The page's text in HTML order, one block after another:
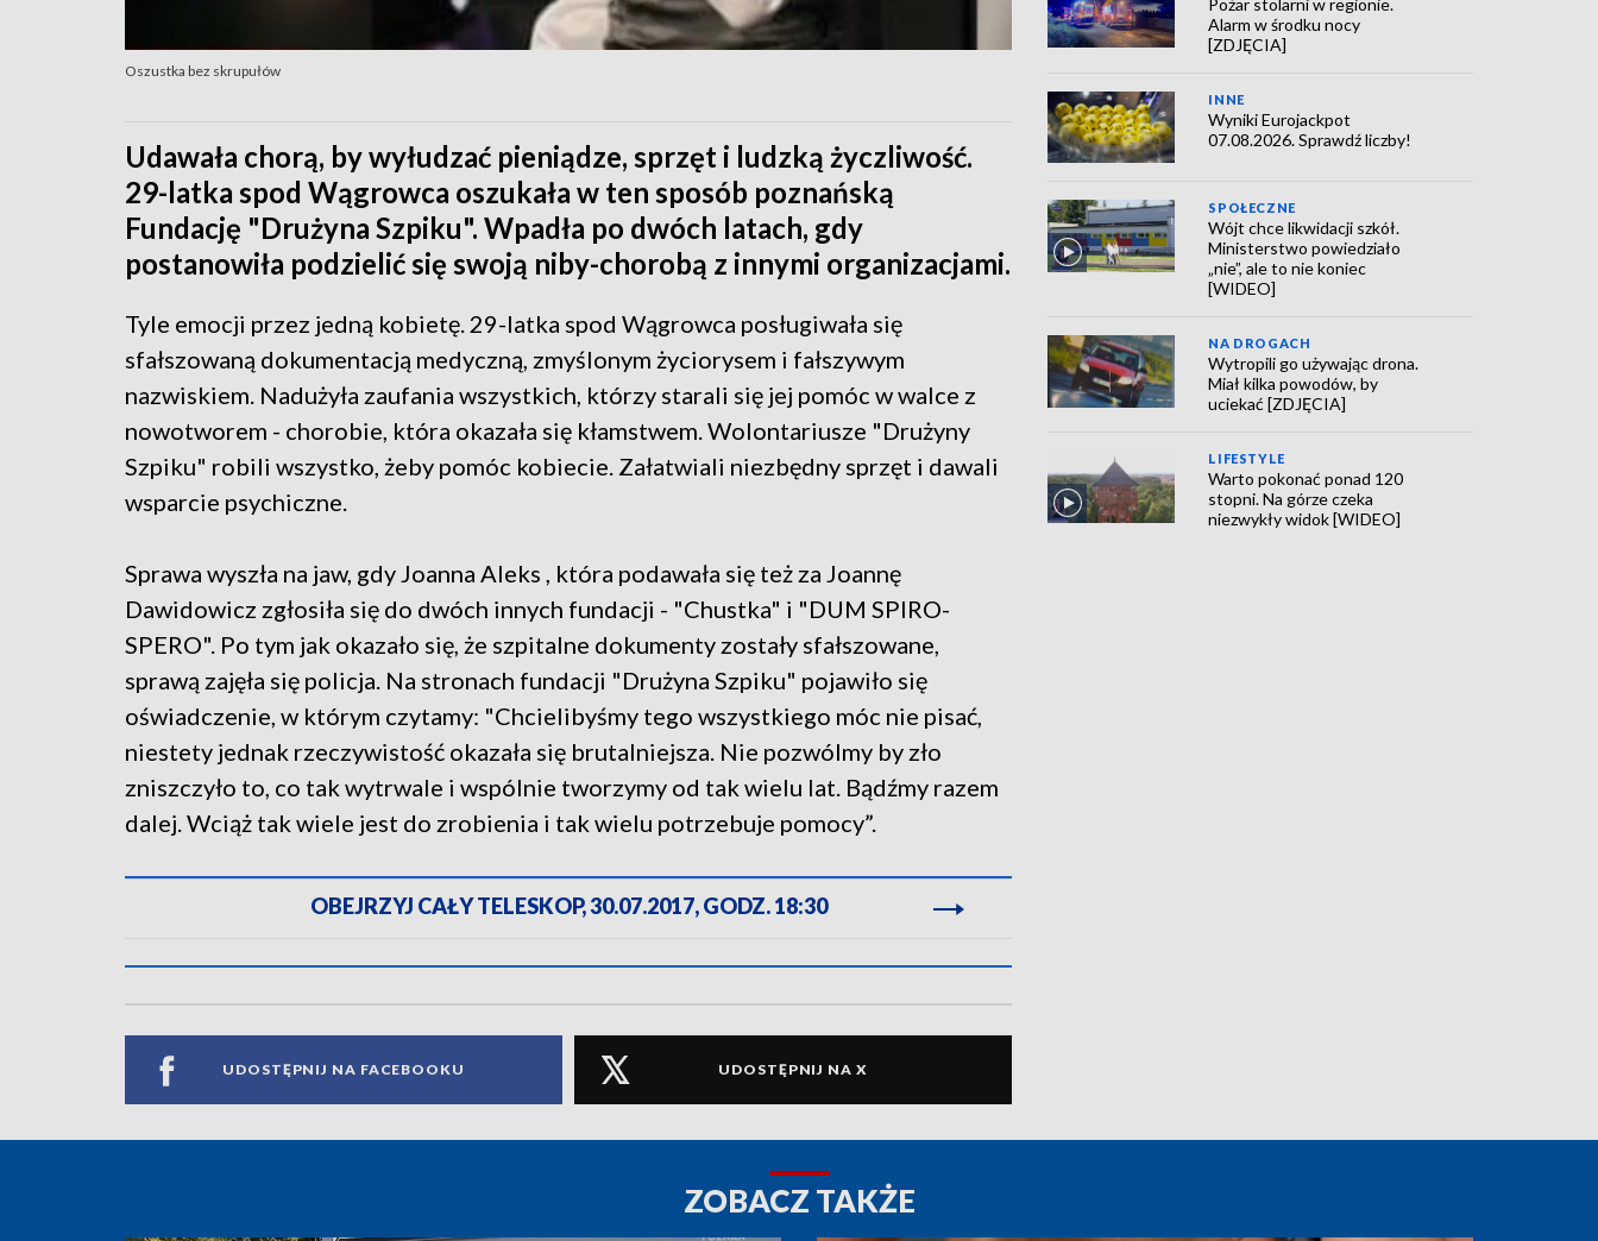
Oszustka bez skrupułów
Udawała chorą, by wyłudzać pieniądze, sprzęt i ludzką życzliwość.
29-latka spod Wągrowca oszukała w ten sposób poznańską
Fundację "Drużyna Szpiku". Wpadła po dwóch latach, gdy
postanowiła podzielić się swoją niby-chorobą z innymi organizacjami.
Tyle emocji przez jedną kobietę. 29-latka spod Wągrowca posługiwała się
sfałszowaną dokumentacją medyczną, zmyślonym życiorysem i fałszywym
nazwiskiem. Nadużyła zaufania wszystkich, którzy starali się jej pomóc w walce z
nowotworem - chorobie, która okazała się kłamstwem. Wolontariusze "Drużyny
Szpiku" robili wszystko, żeby pomóc kobiecie. Załatwiali niezbędny sprzęt i dawali
wsparcie psychiczne.
Sprawa wyszła na jaw, gdy Joanna Aleks , która podawała się też za Joannę
Dawidowicz zgłosiła się do dwóch innych fundacji - "Chustka" i "DUM SPIRO-
SPERO". Po tym jak okazało się, że szpitalne dokumenty zostały sfałszowane,
sprawą zajęła się policja. Na stronach fundacji "Drużyna Szpiku" pojawiło się
oświadczenie, w którym czytamy: "Chcielibyśmy tego wszystkiego móc nie pisać,
niestety jednak rzeczywistość okazała się brutalniejsza. Nie pozwólmy by zło
zniszczyło to, co tak wytrwale i wspólnie tworzymy od tak wielu lat. Bądźmy razem
dalej. Wciąż tak wiele jest do zrobienia i tak wielu potrzebuje pomocy”.
OBEJRZYJ CAŁY TELESKOP, 30.07.2017, GODZ. 18:30
UDOSTĘPNIJ NA FACEBOOKU UDOSTĘPNIJ NA X
Alarm w środku nocy
[ZDJĘCIA]
INNE
Wyniki Eurojackpot
07.08.2026. Sprawdź liczby!
SPOŁECZNE
Wójt chce likwidacji szkół.
Ministerstwo powiedziało
„nie”, ale to nie koniec
[WIDEO]
NA DROGACH
Wytropili go używając drona.
Miał kilka powodów, by
uciekać [ZDJĘCIA]
LIFESTYLE
Warto pokonać ponad 120
stopni. Na górze czeka
niezwykły widok [WIDEO]
ZOBACZ TAKŻE